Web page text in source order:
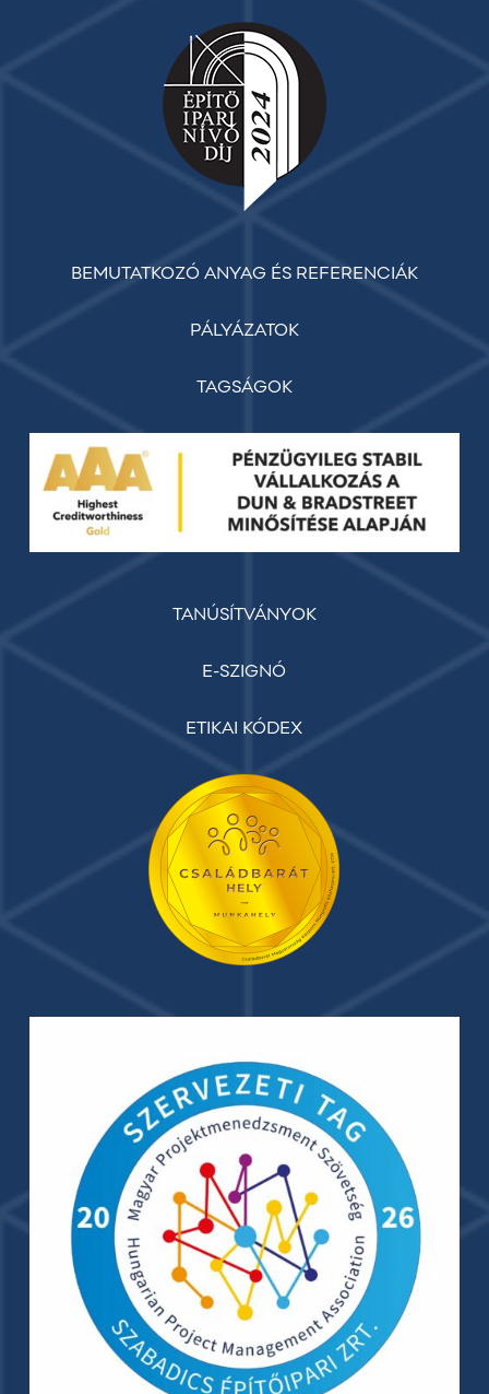
BEMUTATKOZÓ ANYAG ÉS REFERENCIÁK
PÁLYÁZATOK
TAGSÁGOK
TANÚSÍTVÁNYOK
E-SZIGNÓ
ETIKAI KÓDEX